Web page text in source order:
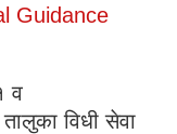
Guidance
व
विधी सेवा